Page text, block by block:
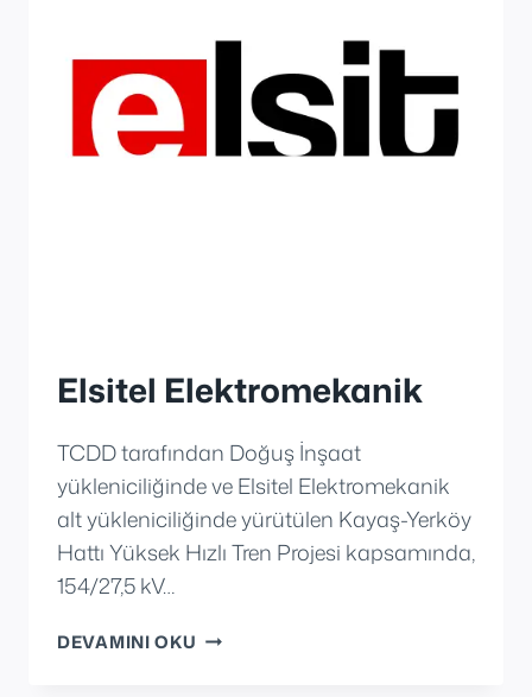
Elsitel Elektromekanik
TCDD tarafından Doğuş İnşaat
yükleniciliğinde ve Elsitel Elektromekanik
alt yükleniciliğinde yürütülen Kayaş-Yerköy
Hattı Yüksek Hızlı Tren Projesi kapsamında,
154/27,5 kV…
DEVAMINI OKU ELSITEL